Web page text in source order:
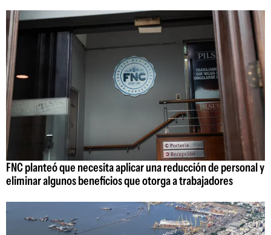
FNC planteó que necesita aplicar una reducción de personal y
eliminar algunos beneficios que otorga a trabajadores